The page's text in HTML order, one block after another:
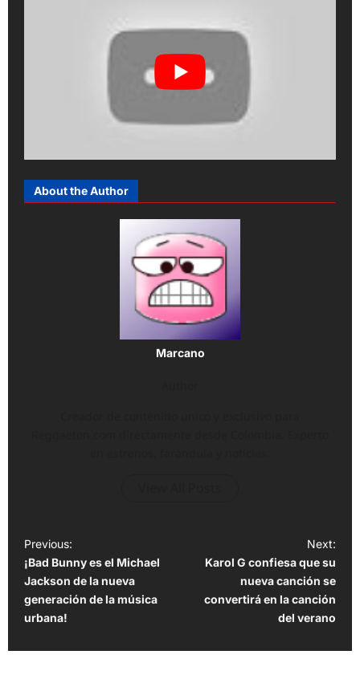
About the Author
Marcano
P
o
s
t
Previous:
¡Bad Bunny es el Michael
Jackson de la nueva
generación de la música
urbana!
Next:
Karol G confiesa que su
nueva canción se
convertirá en la canción
del verano